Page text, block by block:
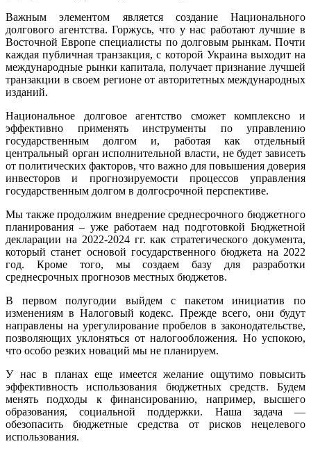
Важным элементом является создание Национального
долгового агентства. Горжусь, что у нас работают лучшие в
Восточной Европе специалисты по долговым рынкам. Почти
каждая публичная транзакция, с которой Украина выходит на
международные рынки капитала, получает признание лучшей
транзакции в своем регионе от авторитетных международных
изданий.
Национальное долговое агентство сможет комплексно и
эффективно применять инструменты по управлению
государственным долгом и, работая как отдельный
центральный орган исполнительной власти, не будет зависеть
от политических факторов, что важно для повышения доверия
инвесторов и прогнозируемости процессов управления
государственным долгом в долгосрочной перспективе.
Мы также продолжим внедрение среднесрочного бюджетного
планирования – уже работаем над подготовкой Бюджетной
декларации на 2022-2024 гг. как стратегического документа,
который станет основой государственного бюджета на 2022
год. Кроме того, мы создаем базу для разработки
среднесрочных прогнозов местных бюджетов.
В первом полугодии выйдем с пакетом инициатив по
изменениям в Налоговый кодекс. Прежде всего, они будут
направлены на урегулирование пробелов в законодательстве,
позволяющих уклоняться от налогообложения. Но успокою,
что особо резких новаций мы не планируем.
У нас в планах еще имеется желание ощутимо повысить
эффективность использования бюджетных средств. Будем
менять подходы к финансированию, например, высшего
образования, социальной поддержки. Наша задача —
обезопасить бюджетные средства от рисков нецелевого
использования.